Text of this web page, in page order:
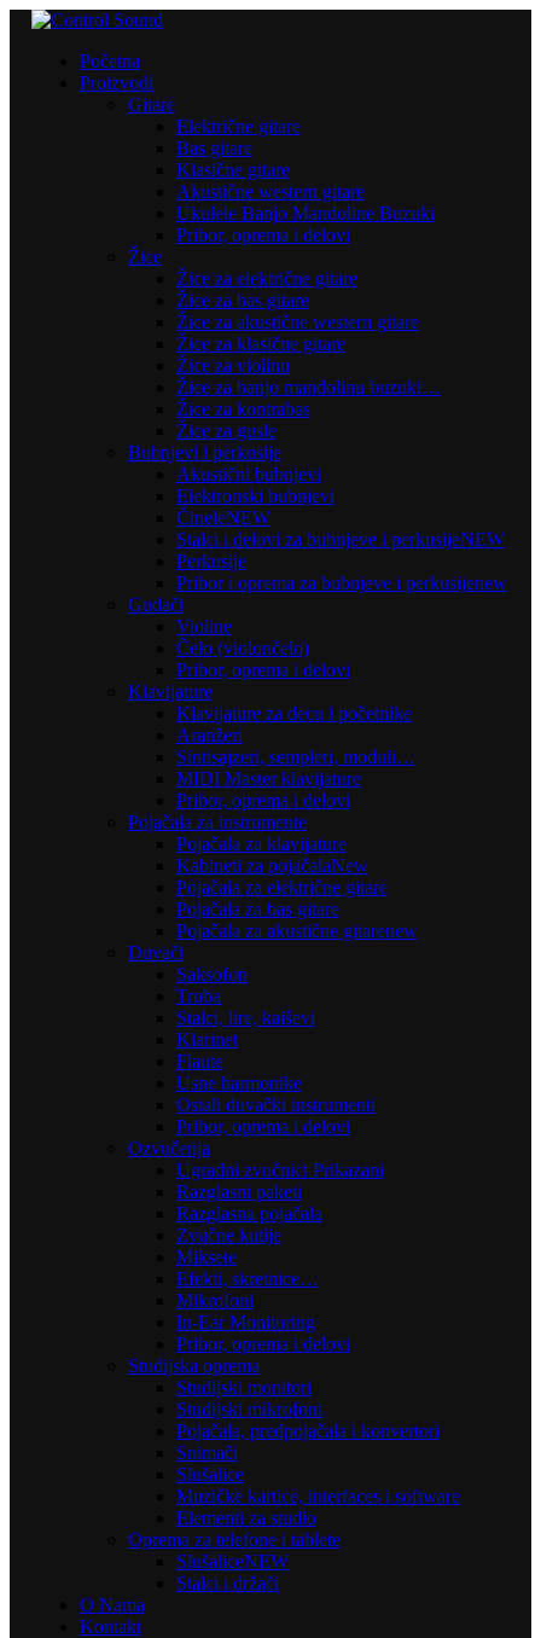
Početna
Proizvodi
Gitare
Električne gitare
Bas gitare
Klasične gitare
Akustične western gitare
Ukulele Banjo Mandoline Buzuki
Pribor, oprema i delovi
Žice
Žice za električne gitare
Žice za bas gitare
Žice za akustične western gitare
Žice za klasične gitare
Žice za violinu
Žice za banjo mandolinu buzuki…
Žice za kontrabas
Žice za gusle
Bubnjevi i perkusije
Akustični bubnjevi
Elektronski bubnjevi
ČineleNEW
Stalci i delovi za bubnjeve i perkusijeNEW
Perkusije
Pribor i oprema za bubnjeve i perkusijenew
Gudači
Violine
Čelo (violončelo)
Pribor, oprema i delovi
Klavijature
Klavijature za decu i početnike
Aranžeri
Sintisajzeri, sempleri, moduli…
MIDI Master klavijature
Pribor, oprema i delovi
Pojačala za instrumente
Pojačala za klavijature
Kabineti za pojačalaNew
Pojačala za električne gitare
Pojačala za bas gitare
Pojačala za akustične gitarenew
Duvači
Saksofon
Truba
Stalci, lire, kaiševi
Klarinet
Flaute
Usne harmonike
Ostali duvački instrumenti
Pribor, oprema i delovi
Ozvučenja
Ugradni zvučnici Prikazani
Razglasni paketi
Razglasna pojačala
Zvučne kutije
Miksete
Efekti, skretnice…
Mikrofoni
In-Ear Monitoring
Pribor, oprema i delovi
Studijska oprema
Studijski monitori
Studijski mikrofoni
Pojačala, predpojačala i konvertori
Snimači
Slušalice
Muzičke kartice, interfaces i software
Elementi za studio
Oprema za telefone i tablete
SlušaliceNEW
Stalci i držači
O Nama
Kontakt